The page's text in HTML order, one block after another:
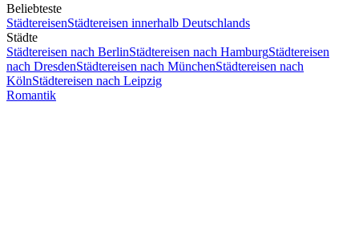
Beliebteste
StädtereisenStädtereisen innerhalb Deutschlands
Städte
Städtereisen nach BerlinStädtereisen nach HamburgStädtereisen
nach DresdenStädtereisen nach MünchenStädtereisen nach
KölnStädtereisen nach Leipzig
Romantik